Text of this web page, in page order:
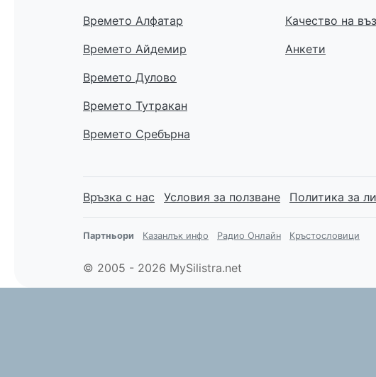
Времето Алфатар
Времето Айдемир
Времето Дулово
Времето Тутракан
Времето Сребърна
Качество на
Анкети
Връзка с нас Условия за ползване Политика за
Партньори Казанлък инфо Радио Онлайн Кръстословици
© 2005 - 2026 MySilistra.net